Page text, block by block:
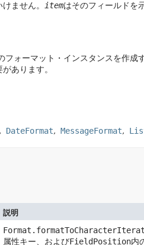
ません。 itemはそのフィールドを
フォーマット・インスタンスを作成
あります。
DateFormat MessageFormat
説明
属性キー、およびFieldPosition内